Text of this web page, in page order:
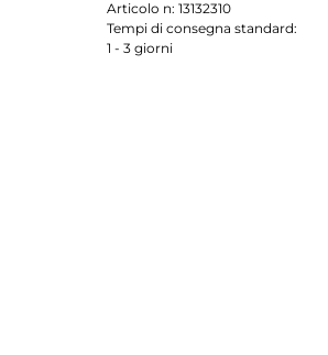
Articolo n: 13132310
Tempi di consegna standard:
1 - 3 giorni